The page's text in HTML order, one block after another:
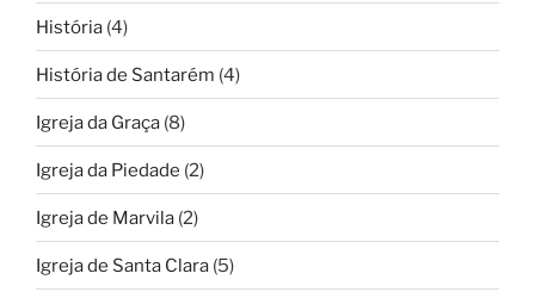
História (4)
História de Santarém (4)
Igreja da Graça (8)
Igreja da Piedade (2)
Igreja de Marvila (2)
Igreja de Santa Clara (5)